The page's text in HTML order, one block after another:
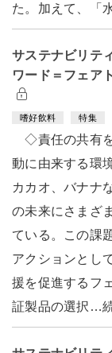
た。加えて、「
サステナビリテ
ワード＝フェア
嗜好飲料 特集
◇責任の共有
動に由来する環
カカオ、バナナ
の未来にさまざ
ている。この課
アクションとし
援を促進するフ
証製品の選択…